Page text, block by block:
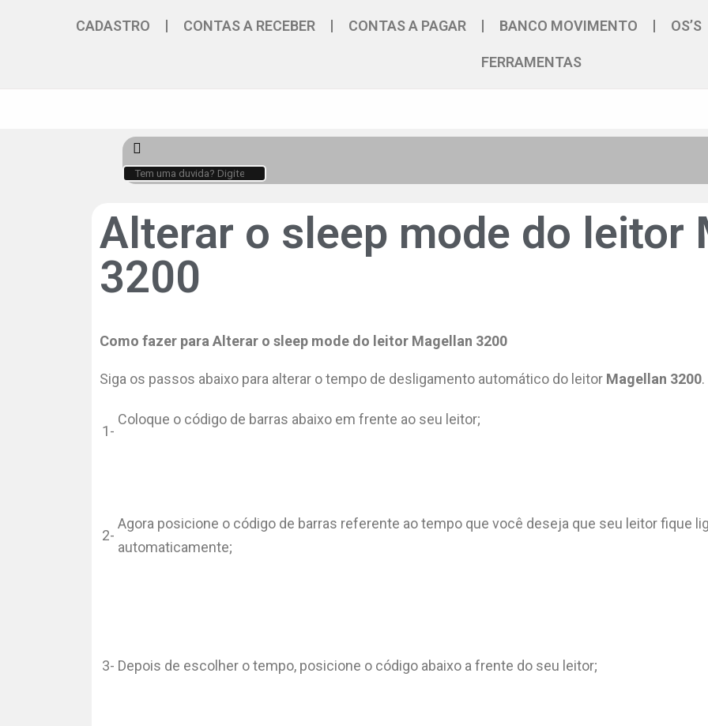
CADASTRO CONTAS A RECEBER CONTAS A PAGAR BANCO MOVIMENTO OS’S
FERRAMENTAS
Alterar o sleep mode do leitor
3200
Como fazer para Alterar o sleep mode do leitor Magellan 3200
Siga os passos abaixo para alterar o tempo de desligamento automático do leitor Magellan 3200.
1-
Coloque o código de barras abaixo em frente ao seu leitor;
2-
Agora posicione o código de barras referente ao tempo que você deseja que seu leitor fique
automaticamente;
3- Depois de escolher o tempo, posicione o código abaixo a frente do seu leitor;